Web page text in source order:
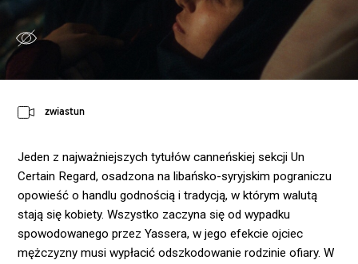
zwiastun
Jeden z najważniejszych tytułów canneńskiej sekcji Un
Certain Regard, osadzona na libańsko-syryjskim pograniczu
opowieść o handlu godnością i tradycją, w którym walutą
stają się kobiety. Wszystko zaczyna się od wypadku
spowodowanego przez Yassera, w jego efekcie ojciec
mężczyzny musi wypłacić odszkodowanie rodzinie ofiary. W